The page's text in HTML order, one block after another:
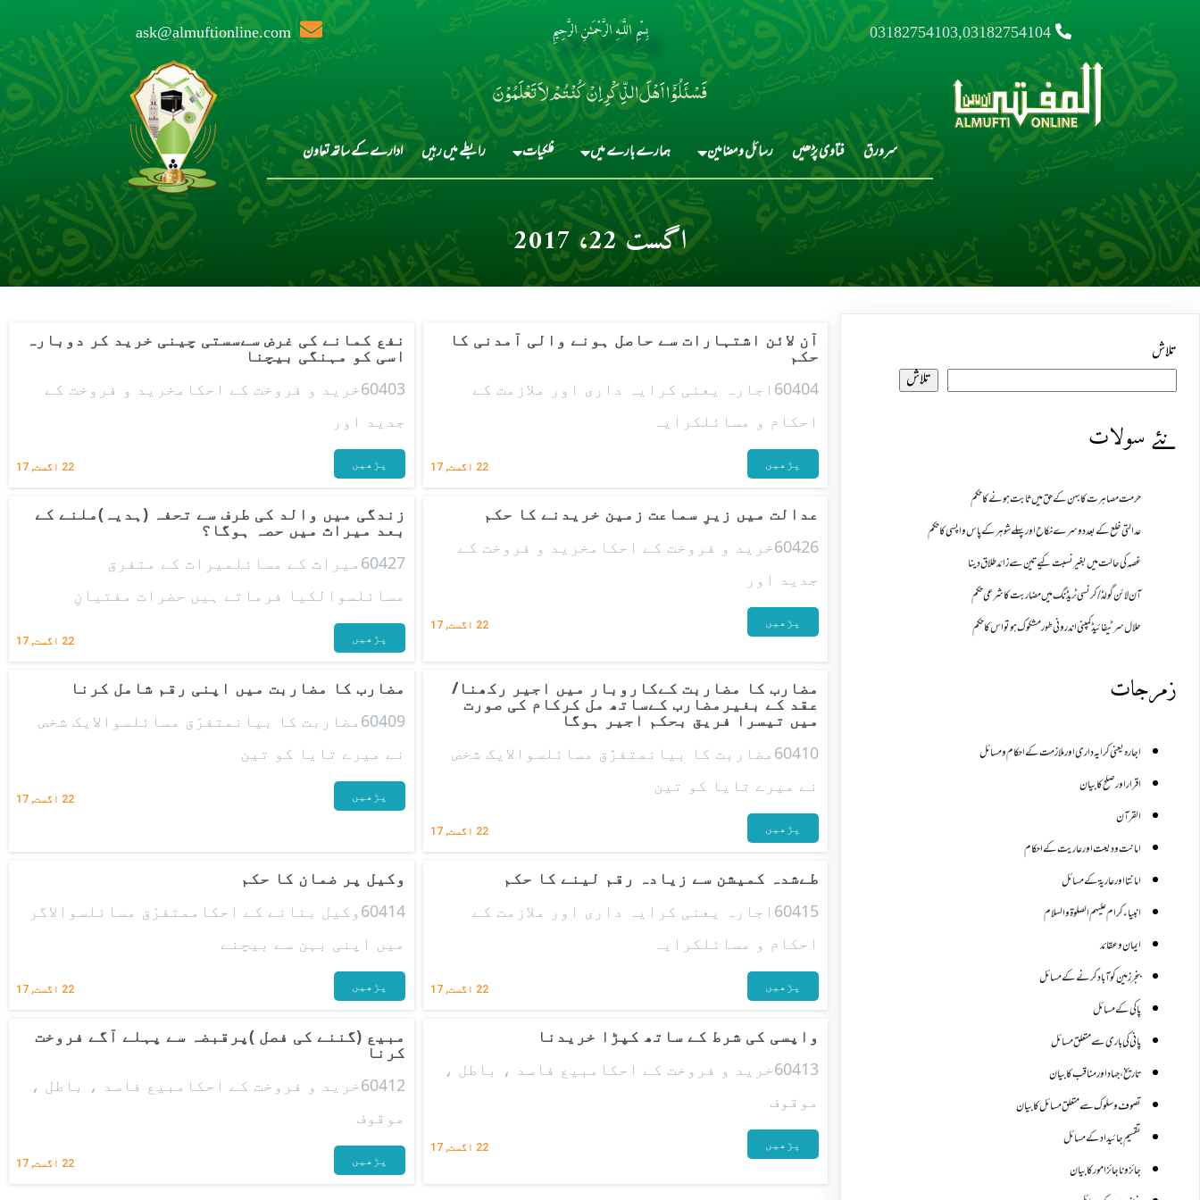
03182754103,03182754104 بِسْمِ اللَّـهِ الرَّحْمَـٰنِ الرَّحِيمِ ask@almuftionline.com
فَسْئَلُوْٓا اَہْلَ الذِّکْرِ اِنْ کُنْتُمْ لاَ تَعْلَمُوْنَ
سرورق فتاوی پڑھیں رسائل و مضامین ہمارے بارے میں فلکیات رابطے میں رہیں ادارے کے ساتھ تعاون
اگست 22، 2017
آن لائن اشتہارات سے حاصل ہونے والی آمدنی کا
حکم
22 اگست, 17
60404اجارہ یعنی کرایہ داری اور ملازمت کے
احکام و مسائلکرایہ
پڑھیں
نفع کمانے کی غرض سےسستی چینی خرید کر دوبارہ
اسی کو مہنگی بیچنا
22 اگست, 17
60403خرید و فروخت کے احکامخرید و فروخت کے
جدید اور
پڑھیں
عدالت میں زیرِ سماعت زمین خریدنے کا حکم
22 اگست, 17
60426خرید و فروخت کے احکامخرید و فروخت کے
جدید اور
پڑھیں
زندگی میں والد کی طرف سے تحفہ (ہدیہ)ملنے کے
بعد میراث میں حصہ ہوگا؟
22 اگست, 17
60427میراث کے مسائلمیراث کے متفرق
مسائلسوالکیا فرماتے ہیں حضرات مفتیانِ
پڑھیں
مضارب کا مضاربت کےکاروبار میں اجیر رکھنا/
عقد کے بغیرمضارب کےساتھ مل کرکام کی صورت
میں تیسرا فریق بحکم اجیر ہوگا
22 اگست, 17
60410مضاربت کا بیانمتفرّق مسائلسوالایک شخص
نے میرے تایا کو تین
پڑھیں
مضارب کا مضاربت میں اپنی رقم شامل کرنا
22 اگست, 17
60409مضاربت کا بیانمتفرّق مسائلسوالایک شخص
نے میرے تایا کو تین
پڑھیں
طےشدہ کمیشن سے زیادہ رقم لینے کا حکم
22 اگست, 17
60415اجارہ یعنی کرایہ داری اور ملازمت کے
احکام و مسائلکرایہ
پڑھیں
وکیل پر ضمان کا حکم
22 اگست, 17
60414وکیل بنانے کے احکاممتفرّق مسائلسوالاگر
میں اپنی بہن سے بیچنے
پڑھیں
واپسی کی شرط کے ساتھ کپڑا خریدنا
22 اگست, 17
60413خرید و فروخت کے احکامبیع فاسد ، باطل ،
موقوف
پڑھیں
مبیع (گننے کی فصل )پرقبضہ سے پہلے آگے فروخت
کرنا
22 اگست, 17
60412خرید و فروخت کے احکامبیع فاسد ، باطل ،
موقوف
پڑھیں
تلاش
تلاش
نئے سولات
حرمت مصاہرت کا بہن کے حق میں ثابت ہونے کا حکم
عدالتی خلع کے بعد دوسرے نکاح اور پہلے شوہر کے پاس واپسی کا حکم
غصہ کی حالت میں بغیر نسبت کیے تین سے زائد طلاق دینا
آن لائن گولڈ /کرنسی ٹریڈنگ میں مضاربت کا شرعی حکم
حلال سرٹیفائیڈ کمپنی اندرونی طور مشکوک ہو تو اس کا حکم
زمرجات
اجارہ یعنی کرایہ داری اور ملازمت کے احکام و مسائل
اقرار اور صلح کا بیان
القرآن
امانت ودیعت اورعاریت کے احکام
امانتا اور عاریة کے مسائل
انبیاء کرام علیہم الصلوۃ والسلام
ایمان وعقائد
بنجر زمین کو آباد کرنے کے مسائل
پاکی کے مسائل
پانی کی باری سے متعلق مسائل
تاریخ،جہاد اور مناقب کا بیان
تصوف و سلوک سے متعلق مسائل کا بیان
تقسیم جائیداد کے مسائل
جائز و ناجائزامور کا بیان